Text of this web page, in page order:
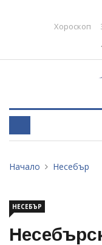
Хороскоп
Начало Несебър
НЕСЕБЪР